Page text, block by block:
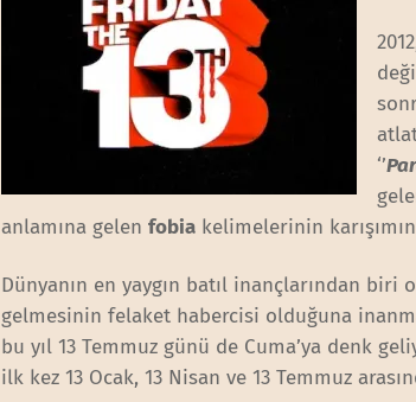
‘’
anlamına gelenfobia kelimelerinin
Dünyanın en yaygın batıl inançlarından biri
gelmesinin felaket habercisi olduğuna
bu yıl 13 Temmuz günü de Cuma’ya denk
ilk kez 13 Ocak, 13 Nisan ve 13 Temmuz